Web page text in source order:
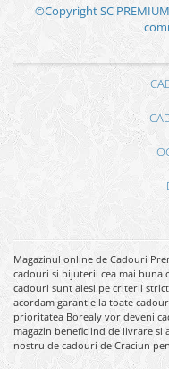
©Copyright SC
Magazinul online de Cadouri
cadouri si bijuterii cea mai
cadouri sunt alesi pe criterii
acordam garantie la toate
prioritatea Borealy vor deveni
magazin beneficiind de livrare si
nostru de cadouri de Craciun